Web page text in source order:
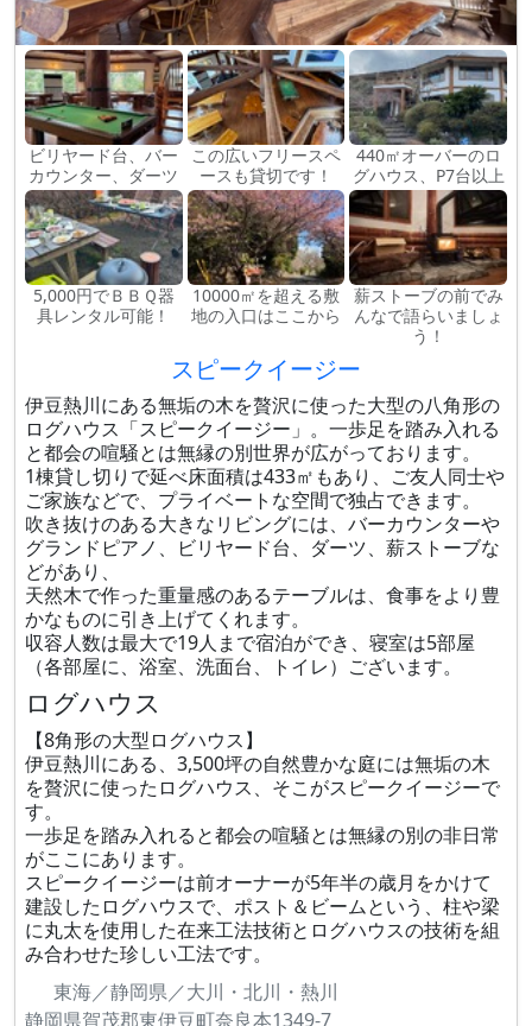
ビリヤード台、バー
カウンター、ダーツ
この広いフリースペ
ースも貸切です！
440㎡オーバーのロ
グハウス、P7台以上
5,000円でＢＢＱ器
具レンタル可能！
10000㎡を超える敷
地の入口はここから
薪ストーブの前でみ
んなで語らいましょ
う！
スピークイージー
伊豆熱川にある無垢の木を贅沢に使った大型の八角形の
ログハウス「スピークイージー」。一歩足を踏み入れる
と都会の喧騒とは無縁の別世界が広がっております。
1棟貸し切りで延べ床面積は433㎡もあり、ご友人同士や
ご家族などで、プライベートな空間で独占できます。
吹き抜けのある大きなリビングには、バーカウンターや
グランドピアノ、ビリヤード台、ダーツ、薪ストーブな
どがあり、
天然木で作った重量感のあるテーブルは、食事をより豊
かなものに引き上げてくれます。
収容人数は最大で19人まで宿泊ができ、寝室は5部屋
（各部屋に、浴室、洗面台、トイレ）ございます。
ログハウス
【8角形の大型ログハウス】
伊豆熱川にある、3,500坪の自然豊かな庭には無垢の木
を贅沢に使ったログハウス、そこがスピークイージーで
す。
一歩足を踏み入れると都会の喧騒とは無縁の別の非日常
がここにあります。
スピークイージーは前オーナーが5年半の歳月をかけて
建設したログハウスで、ポスト＆ビームという、柱や梁
に丸太を使用した在来工法技術とログハウスの技術を組
み合わせた珍しい工法です。
東海／静岡県／大川・北川・熱川
静岡県賀茂郡東伊豆町奈良本1349-7